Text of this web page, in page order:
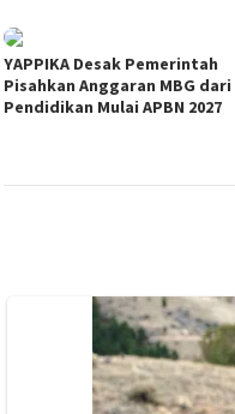
YAPPIKA Desak Pemerintah
Pisahkan Anggaran MBG dari
Pendidikan Mulai APBN 2027